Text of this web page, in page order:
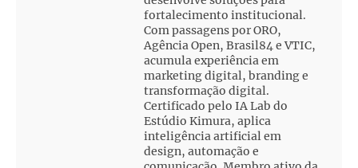
fortalecimento institucional.
Com passagens por ORO,
Agência Open, Brasil84 e VTIC,
acumula experiência em
marketing digital, branding e
transformação digital.
Certificado pelo IA Lab do
Estúdio Kimura, aplica
inteligência artificial em
design, automação e